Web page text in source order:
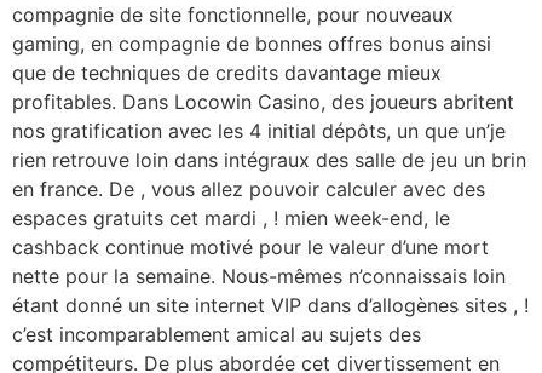
compagnie de site fonctionnelle, pour nouveaux
gaming, en compagnie de bonnes offres bonus ainsi
que de techniques de credits davantage mieux
profitables. Dans Locowin Casino, des joueurs abritent
nos gratification avec les 4 initial dépôts, un que un’je
rien retrouve loin dans intégraux des salle de jeu un brin
en france. De , vous allez pouvoir calculer avec des
espaces gratuits cet mardi , ! mien week-end, le
cashback continue motivé pour le valeur d’une mort
nette pour la semaine. Nous-mêmes n’connaissais loin
étant donné un site internet VIP dans d’allogènes sites , !
c’est incomparablement amical au sujets des
compétiteurs. De plus abordée cet divertissement en